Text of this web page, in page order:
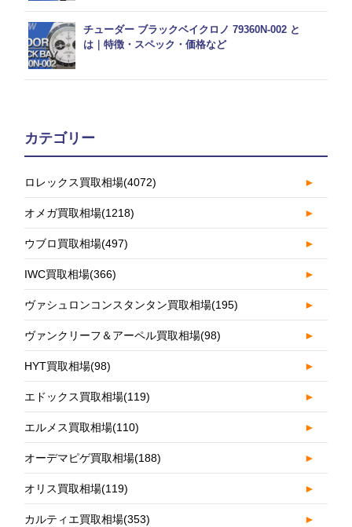
チューダー ブラックベイクロノ 79360N-002 と
は｜特徴・スペック・価格など
カテゴリー
ロレックス買取相場(4072) ►
オメガ買取相場(1218) ►
ウブロ買取相場(497) ►
IWC買取相場(366) ►
ヴァシュロンコンスタンタン買取相場(195) ►
ヴァンクリーフ＆アーペル買取相場(98) ►
HYT買取相場(98) ►
エドックス買取相場(119) ►
エルメス買取相場(110) ►
オーデマピゲ買取相場(188) ►
オリス買取相場(119) ►
カルティエ買取相場(353) ►